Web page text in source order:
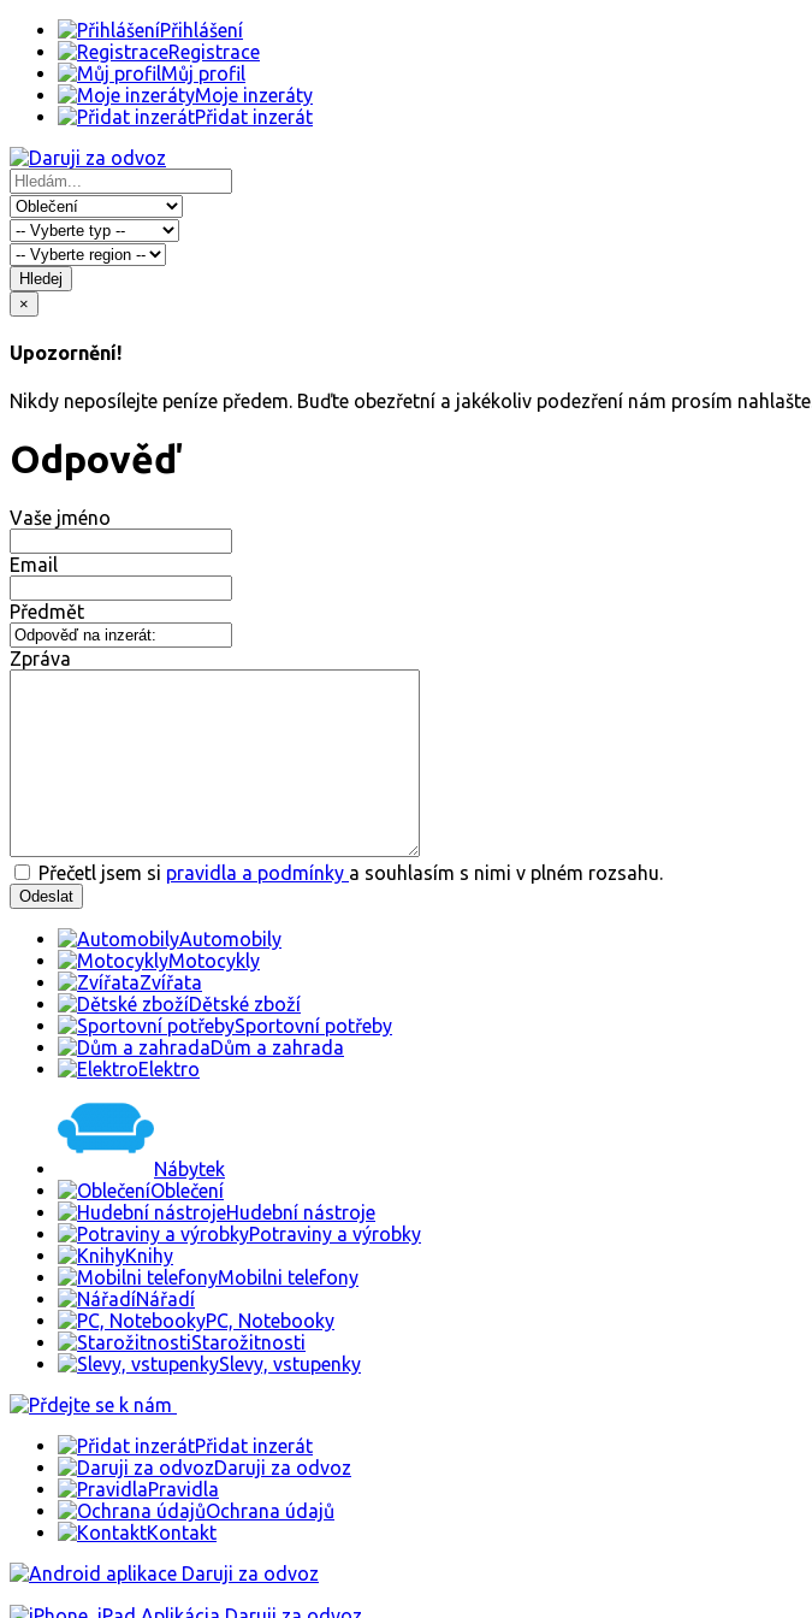
Přihlášení
Registrace
Můj profil
Moje inzeráty
Přidat inzerát
Hledej
×
Upozornění!
Nikdy neposílejte peníze předem. Buďte obezřetní a jakékoliv podezření nám prosím nahlašte.
Odpověď
Vaše jméno
Email
Předmět
Zpráva
Přečetl jsem si pravidla a podmínky a souhlasím s nimi v plném rozsahu.
Automobily
Motocykly
Zvířata
Dětské zboží
Sportovní potřeby
Dům a zahrada
Elektro
Nábytek
Oblečení
Hudební nástroje
Potraviny a výrobky
Knihy
Mobilni telefony
Nářadí
PC, Notebooky
Starožitnosti
Slevy, vstupenky
Přidat inzerát
Daruji za odvoz
Pravidla
Ochrana údajů
Kontakt